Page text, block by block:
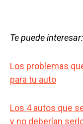
Te puede interesar:
Los problemas
para tu auto
Los 4 autos que
y no deberían